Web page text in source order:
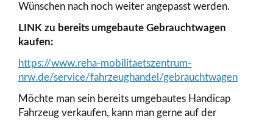
Wünschen nach noch weiter angepasst werden.
LINK zu bereits umgebaute Gebrauchtwagen
kaufen:
https://www.reha-mobilitaetszentrum-
nrw.de/service/fahrzeughandel/gebrauchtwagen
Möchte man sein bereits umgebautes Handicap
Fahrzeug verkaufen, kann man gerne auf der